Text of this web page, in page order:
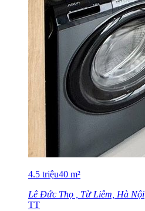
4.5 triệu40 m²
Lê Đức Thọ , Từ Liêm, Hà Nội
TT